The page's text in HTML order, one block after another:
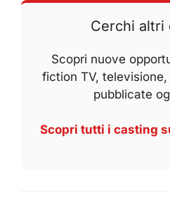
Cerchi altri
Scopri nuove
fiction TV,
pubblicate
Scopri tutti i casting